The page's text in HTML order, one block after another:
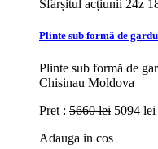
Sfârșitul acțiunii 24z
Plinte sub formă de
Plinte sub formă de
Chisinau Moldova
Pret : 5660 lei 5094 lei
Adauga in cos